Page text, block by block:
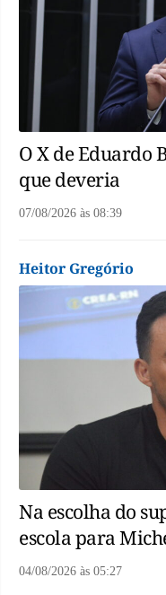
O X de Eduardo
que deveria
07/08/2026 às 08:39
Heitor Gregório
Na escolha do
escola para
04/08/2026 às 05:27